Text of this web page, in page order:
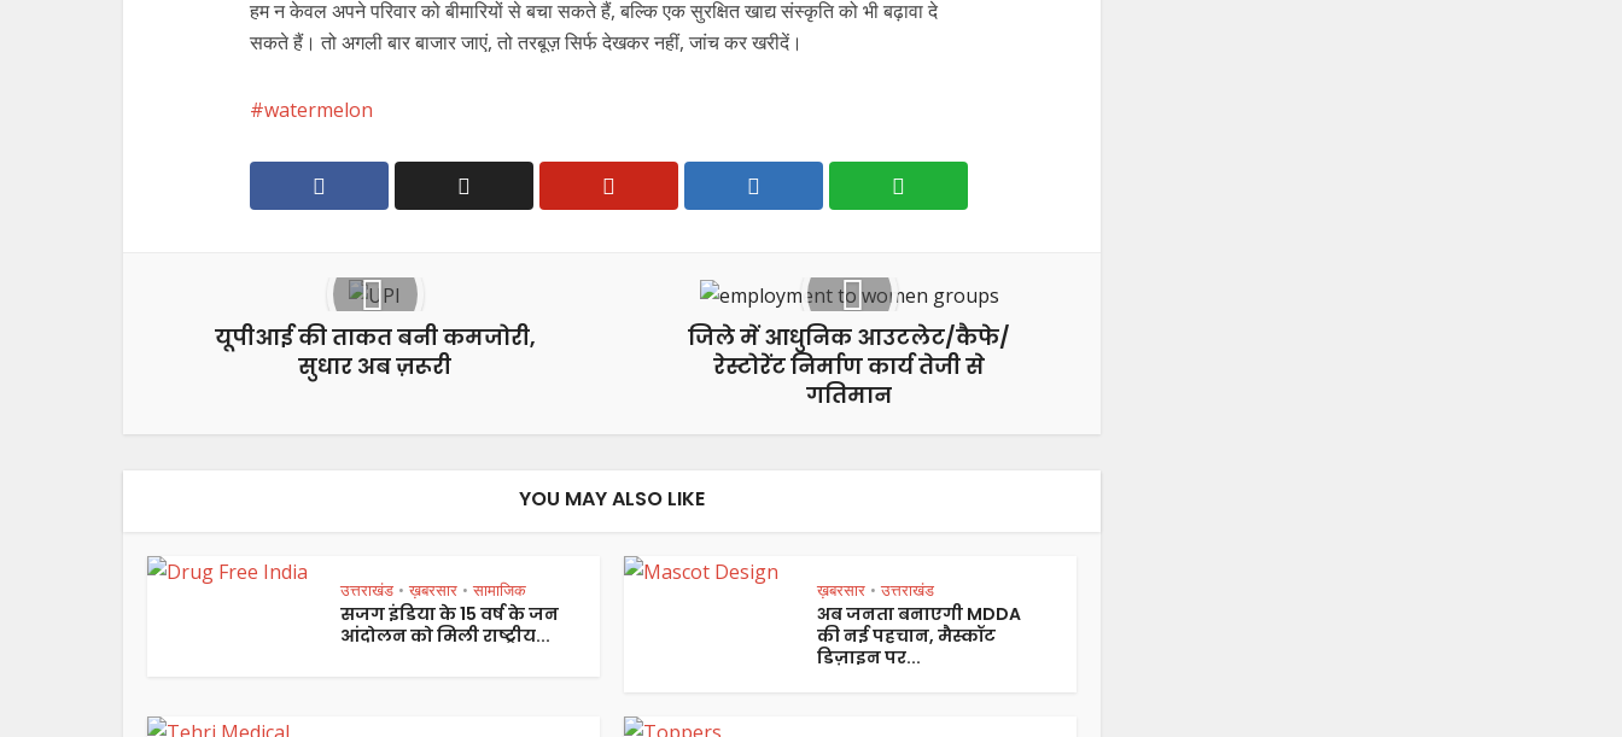
हम न केवल अपने परिवार को बीमारियों से बचा सकते हैं, बल्कि एक सुरक्षित खाद्य संस्कृति को भी बढ़ावा दे
सकते हैं। तो अगली बार बाजार जाएं, तो तरबूज़ सिर्फ देखकर नहीं, जांच कर खरीदें।
watermelon
यूपीआई की ताकत बनी कमजोरी,
सुधार अब ज़रूरी
जिले में आधुनिक आउटलेट/कैफे/
रेस्टोरेंट निर्माण कार्य तेजी से
गतिमान
YOU MAY ALSO LIKE
उत्तराखंड • ख़बरसार • सामाजिक
सजग इंडिया के 15 वर्ष के जन
आंदोलन को मिली राष्ट्रीय...
ख़बरसार • उत्तराखंड
अब जनता बनाएगी MDDA
की नई पहचान, मैस्कॉट
डिज़ाइन पर...